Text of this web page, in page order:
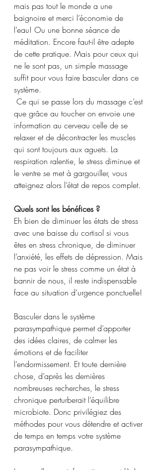
mais pas tout le monde a une
baignoire et merci l’économie de
l’eau! Ou une bonne séance de
méditation. Encore faut-il être adepte
de cette pratique. Mais pour ceux qui
ne le sont pas, un simple massage
suffit pour vous faire basculer dans ce
système.
que grâce au toucher on envoie une
information au cerveau celle de se
relaxer et de décontracter les muscles
qui sont toujours aux aguets. La
respiration ralentie, le stress diminue et
le ventre se met à gargouiller, vous
atteignez alors l’état de repos complet.
Quels sont les bénéfices ?
Eh bien de diminuer les états de stress
avec une baisse du cortisol si vous
êtes en stress chronique, de diminuer
l’anxiété, les effets de dépression. Mais
ne pas voir le stress comme un état à
bannir de nous, il reste indispensable
face au situation d’urgence ponctuelle!
Basculer dans le système
parasympathique permet d’apporter
des idées claires, de calmer les
émotions et de faciliter
l’endormissement. Et toute dernière
chose, d’après les dernières
nombreuses recherches, le stress
chronique perturberait l’équilibre
microbiote. Donc privilégiez des
méthodes pour vous détendre et activer
de temps en temps votre système
parasympathique.